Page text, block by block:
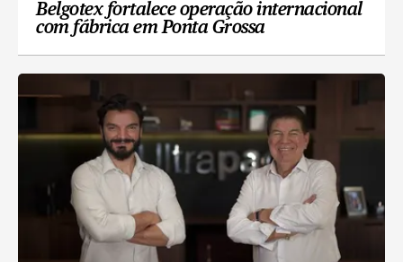
Belgotex fortalece operação internacional
com fábrica em Ponta Grossa